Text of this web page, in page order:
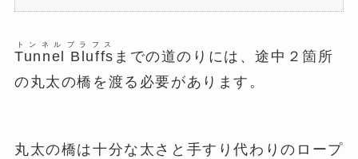
Tunnel
トンネル
Bluffs
ブラフス
までの道のりには、途中２箇所
の丸太の橋を渡る必要があります。
丸太の橋は十分な太さと手すり代わりのロープ